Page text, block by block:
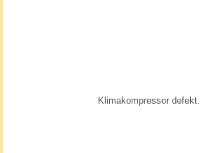
Klimakompressor defekt.